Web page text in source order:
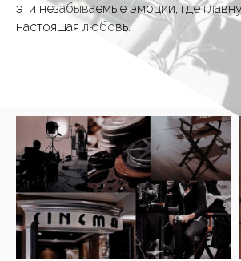
эти незабываемые эмоции, где
настоящая любовь.